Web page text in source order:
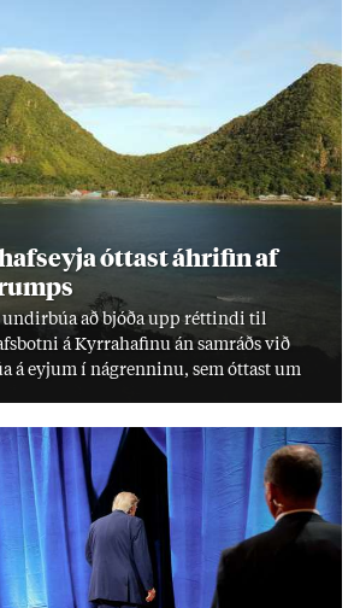
ótt­ast áhrif­in af
að bjóða upp rétt­indi til
á Kyrra­haf­inu án sam­ráðs við
á eyj­um í ná­grenn­inu, sem ótt­ast um